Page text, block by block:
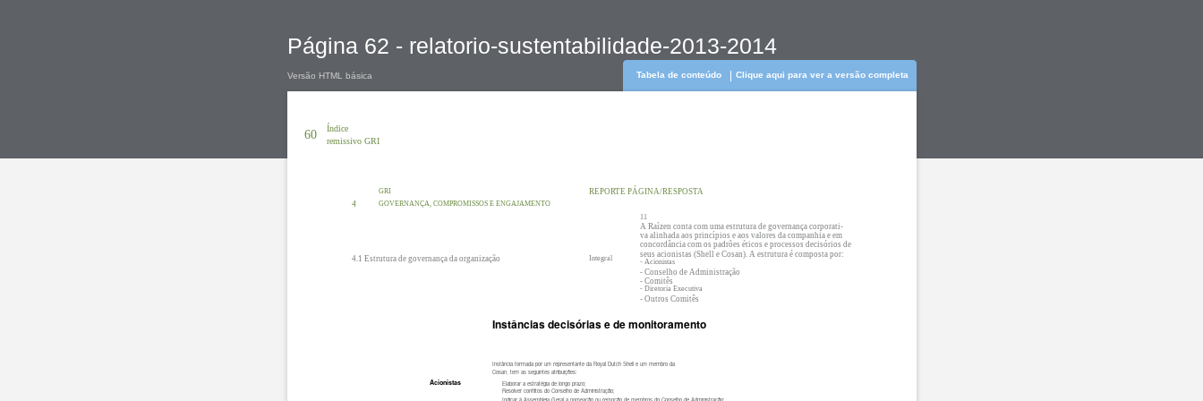
Página 62 - relatorio-sustentabilidade-2013-2014
Versão HTML básica Clique aqui para ver a versão completa
Tabela de conteúdo
60
Índice
remissivo GRI
Instância formada por um representante da Royal Dutch Shell e um membro da
Cosan, tem as seguintes atribuições:
Elaborar a estratégia de longo prazo;
Resolver conflitos do Conselho de Administração;
Acionistas
Instâncias decisórias e de monitoramento
GRI REPORTE PÁGINA/RESPOSTA
4 GOVERNANÇA, COMPROMISSOS E ENGAJAMENTO
4.1 Estrutura de governança da organização Integral
11
A Raízen conta com uma estrutura de governança corporati-
va alinhada aos princípios e aos valores da companhia e em
concordância com os padrões éticos e processos decisórios de
seus acionistas (Shell e Cosan). A estrutura é composta por:
- Acionistas
- Conselho de Administração
- Comitês
- Diretoria Executiva
- Outros Comitês